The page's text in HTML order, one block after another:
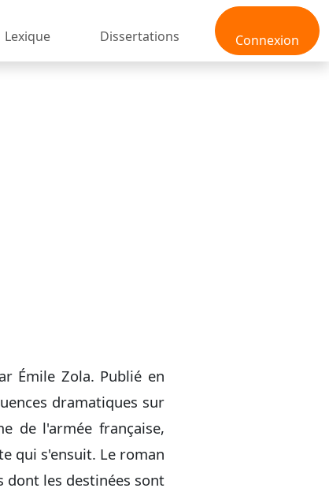
Connexion
Lexique Dissertations
Émile Zola. Publié en
dramatiques sur
de l'armée française,
qui s'ensuit. Le roman
dont les destinées sont